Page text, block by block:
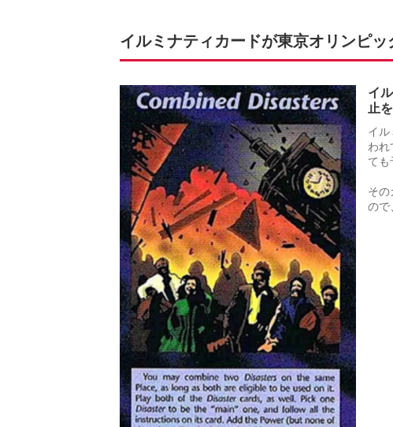
イルミナティカードが東京オリンピ
イ
止
イル
われ
ても
その
ので